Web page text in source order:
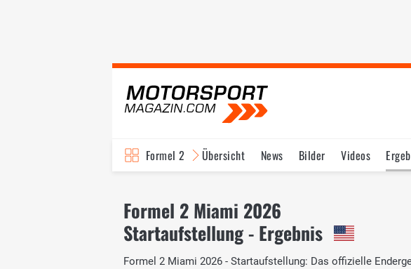
Formel 2 Übersicht News Bilder Videos
Formel 2 Miami 2026
Startaufstellung - Ergebnis
Formel 2 Miami 2026 - Startaufstellung: Das offizielle